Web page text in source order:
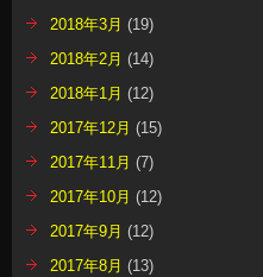
2018年3月 (19)
2018年2月 (14)
2018年1月 (12)
2017年12月 (15)
2017年11月 (7)
2017年10月 (12)
2017年9月 (12)
2017年8月 (13)